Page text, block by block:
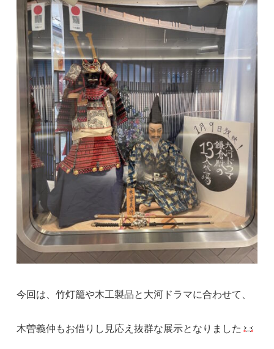
今回は、竹灯籠や木工製品と大河ドラマに合わせて、
木曽義仲もお借りし見応え抜群な展示となりました